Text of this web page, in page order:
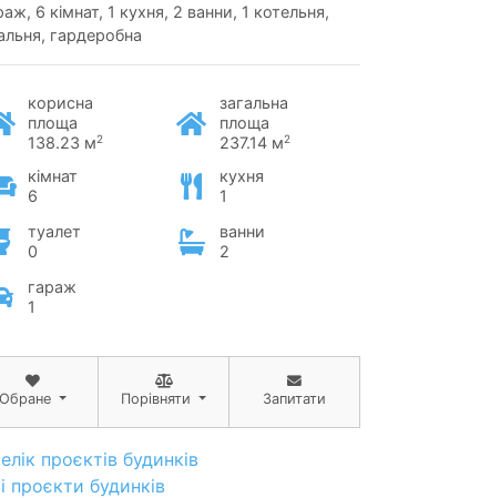
6 кімнат, 1 кухня, 2 ванни, 1 котельня,
гардеробна
корисна
площа
138.23 м2
загальна
площа
237.14 м2
кімнат
6
кухня
1
туалет
0
ванни
2
гараж
1
Обране Порівняти Запитати
проєктів будинків
проєкти будинків